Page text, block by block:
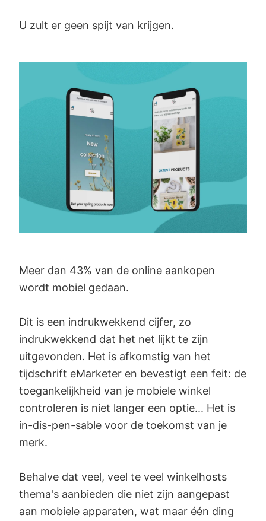
U zult er geen spijt van krijgen.
Meer dan 43% van de online aankopen
wordt mobiel gedaan.
Dit is een indrukwekkend cijfer, zo
indrukwekkend dat het net lijkt te zijn
uitgevonden. Het is afkomstig van het
tijdschrift eMarketer en bevestigt een feit: de
toegankelijkheid van je mobiele winkel
controleren is niet langer een optie... Het is
in-dis-pen-sable voor de toekomst van je
merk.
Behalve dat veel, veel te veel winkelhosts
thema's aanbieden die niet zijn aangepast
aan mobiele apparaten, wat maar één ding